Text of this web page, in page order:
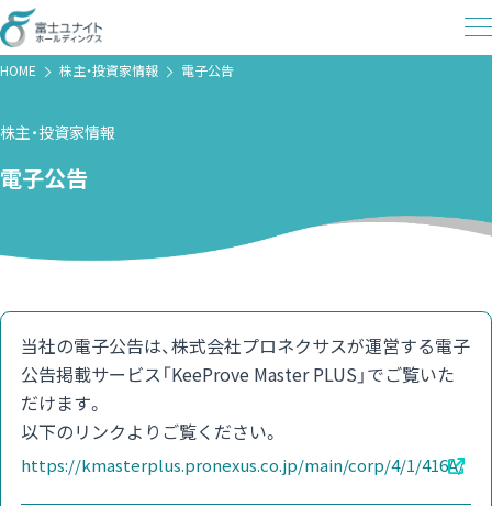
HOME 株主・投資家情報 電子公告
株主・投資家情報
電子公告
当社の電子公告は、株式会社プロネクサスが運営する電子
公告掲載サービス「KeeProve Master PLUS」でご覧いた
だけます。
以下のリンクよりご覧ください。
https://kmasterplus.pronexus.co.jp/main/corp/4/1/416A/